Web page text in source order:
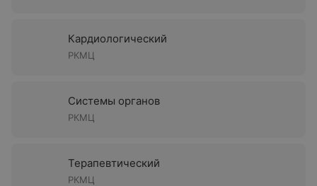
Кардиологический
РКМЦ
Системы органов
РКМЦ
Терапевтический
РКМЦ